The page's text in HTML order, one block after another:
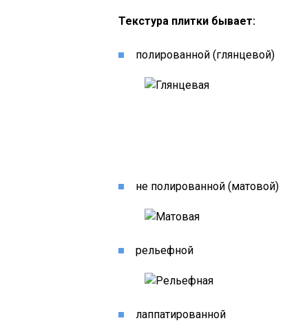
Текстура плитки бывает:
полированной (глянцевой)
не полированной (матовой)
рельефной
лаппатированной